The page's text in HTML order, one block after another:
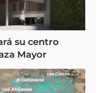
su centro
Mayor